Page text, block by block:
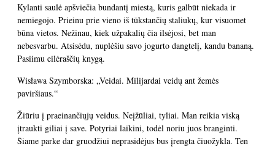
Kylanti saulė apšviečia bundantį miestą, kuris galbūt niekada ir
nemiegojo. Prieinu prie vieno iš tūkstančių staliukų, kur visuomet
būna vietos. Nežinau, kiek užpakalių čia ilsėjosi, bet man
nebesvarbu. Atsisėdu, nuplėšiu savo jogurto dangtelį, kandu bananą.
Pasiimu eilėraščių knygą.
Wisława Szymborska: „Veidai. Milijardai veidų ant žemės
paviršiaus.“
Žiūriu į praeinančiųjų veidus. Neįžūliai, tyliai. Man reikia viską
įtraukti giliai į save. Potyriai laikini, todėl noriu juos branginti.
Šiame parke dar gruodžiui neprasidėjus bus įrengta čiuožykla. Ten